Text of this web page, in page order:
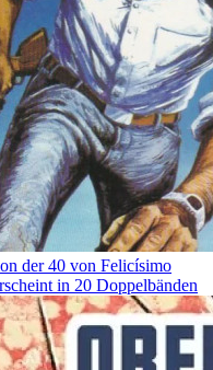
der 40 von Felicísimo
in 20 Doppelbänden